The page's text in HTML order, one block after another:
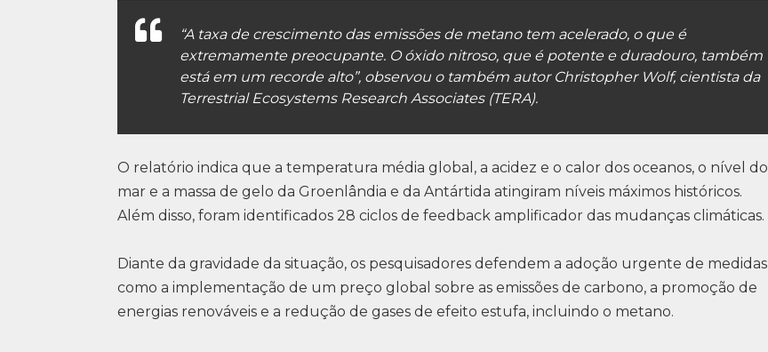
“A taxa de crescimento das emissões de metano tem acelerado, o que é
extremamente preocupante. O óxido nitroso, que é potente e duradouro, também
está em um recorde alto”, observou o também autor Christopher Wolf, cientista da
Terrestrial Ecosystems Research Associates (TERA).
O relatório indica que a temperatura média global, a acidez e o calor dos oceanos, o nível do
mar e a massa de gelo da Groenlândia e da Antártida atingiram níveis máximos históricos.
Além disso, foram identificados 28 ciclos de feedback amplificador das mudanças climáticas.
Diante da gravidade da situação, os pesquisadores defendem a adoção urgente de medidas
como a implementação de um preço global sobre as emissões de carbono, a promoção de
energias renováveis e a redução de gases de efeito estufa, incluindo o metano.